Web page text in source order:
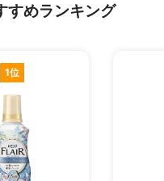
すめランキング
1位